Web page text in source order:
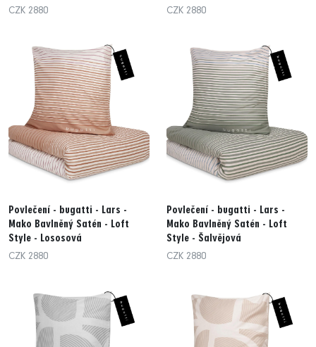
CZK 2880 CZK 2880
Povlečení - bugatti - Lars -
Mako Bavlněný Satén - Loft
Style - Lososová
CZK 2880
Povlečení - bugatti - Lars -
Mako Bavlněný Satén - Loft
Style - Šalvějová
CZK 2880